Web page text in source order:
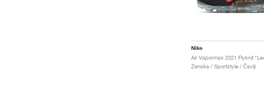
Nike
Ženske / Sportstyle / Čevlji